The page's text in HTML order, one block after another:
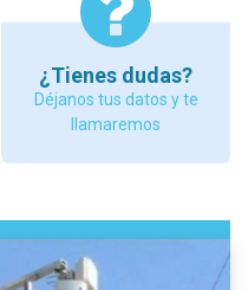
¿Tienes dudas?
Déjanos tus datos y te
llamaremos